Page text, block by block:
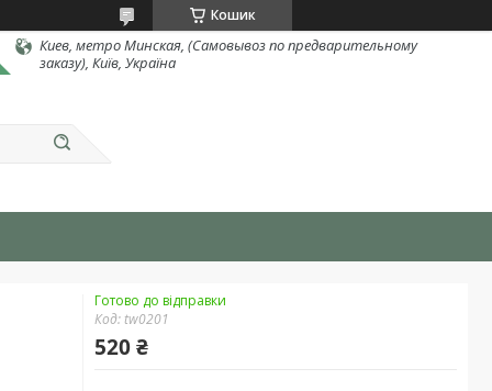
Кошик
Киев, метро Минская, (Самовывоз по предварительному
заказу), Київ, Україна
Готово до відправки
Код:tw0201
520 ₴